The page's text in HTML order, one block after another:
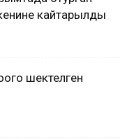
кайтарылды
шектелген